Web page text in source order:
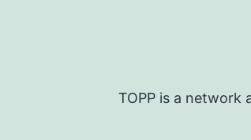
TOPP is a network